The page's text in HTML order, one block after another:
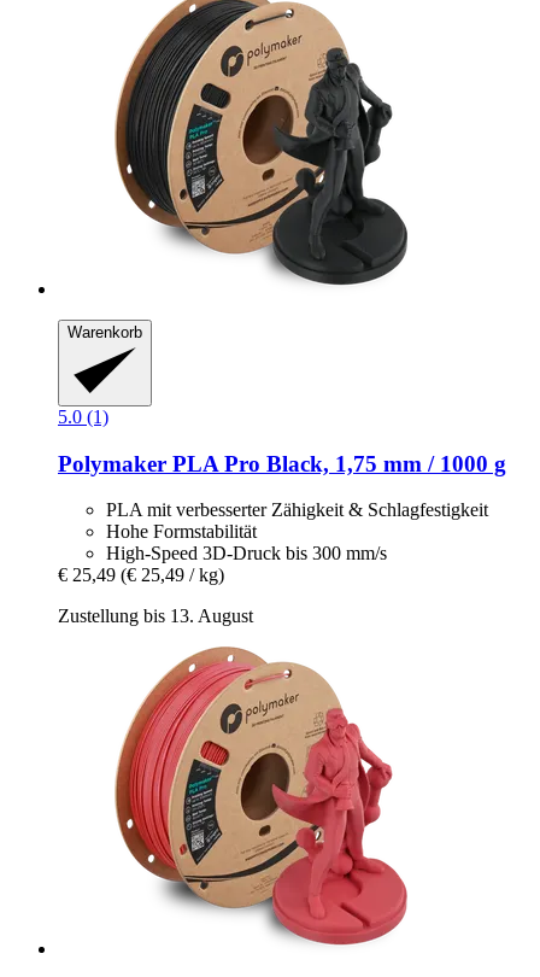
Warenkorb
5.0 (1)
Polymaker PLA Pro Black, 1,75 mm / 1000 g
PLA mit verbesserter Zähigkeit & Schlagfestigkeit
Hohe Formstabilität
High-Speed 3D-Druck bis 300 mm/s
€ 25,49 (€ 25,49 / kg)
Zustellung bis 13. August